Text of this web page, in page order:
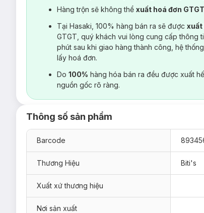
Hàng trộn sẽ không thể xuất hoá đơn
Tại Hasaki, 100% hàng bán ra sẽ được xuất
GTGT, quý khách vui lòng cung cấp thông
phút sau khi giao hàng thành công, hệ
lấy hoá đơn.
Do 100% hàng hóa bán ra đều được xuất
nguồn gốc rõ ràng.
Thông số sản phẩm
Barcode
Thương Hiệu Biti's
Xuất xứ thương hiệu
Nơi sản xuất